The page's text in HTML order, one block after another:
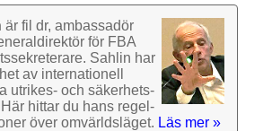
är fil dr, ambassadör
för FBA
Sahlin har
av inter­nationell
utrikes- och säkerhets­
hittar du hans regel­
över omvärlds­läget. Läs mer »